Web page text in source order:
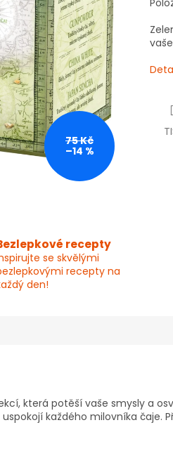
75 Kč
–14 %
recepty
se skvělými
recepty na
den!
která potěší vaše smysly a
každého milovníka čaje.